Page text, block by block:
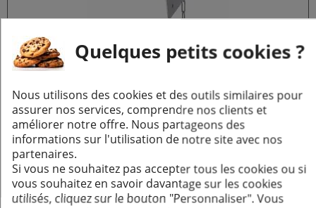
Aperçu rapide
Clapet de fumées à chaînette pour cheminée ouverte
114,29 €
-20%
Quelques petits cookies ?
Nous utilisons des cookies et des outils similaires pour
assurer nos services, comprendre nos clients et
améliorer notre offre. Nous partageons des
informations sur l'utilisation de notre site avec nos
partenaires.
Si vous ne souhaitez pas accepter tous les cookies ou si
vous souhaitez en savoir davantage sur les cookies
utilisés, cliquez sur le bouton "Personnaliser".Vous